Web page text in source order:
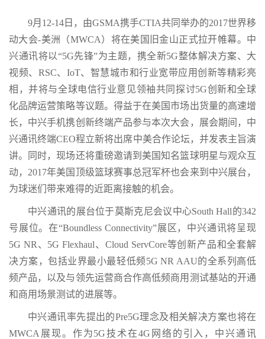
9月12-14日，由GSMA携手CTIA共同举办的2017世界移
动大会-美洲（MWCA）将在美国旧金山正式拉开帷幕。中
兴通讯将以“5G先锋”为主题，携全新5G整体解决方案、大
视频、RSC、IoT、智慧城市和行业宽带应用创新等精彩亮
相，并将与全球电信行业意见领袖共同探讨5G创新和全球
化品牌运营策略等议题。得益于在美国市场出货量的高速增
长，中兴手机携创新终端产品参与本次大会，展会期间，中
兴通讯终端CEO程立新将出席中美合作论坛，并发表主旨演
讲。同时，现场还将重磅邀请到美国知名篮球明星与观众互
动，2017年美国顶级篮球赛事总冠军杯也会来到中兴展台，
为球迷们带来难得的近距离接触的机会。
中兴通讯的展台位于莫斯克尼会议中心South Hall的342
号展位。在“Boundless Connectivity”展区，中兴通讯将呈现
5G NR、5G Flexhaul、Cloud ServCore等创新产品和全套解
决方案，包括业界最小最轻低频5G NR AAU的全系列高低
频产品，以及与领先运营商合作高低频商用测试基站的开通
和商用场景测试的进展等。
中兴通讯率先提出的Pre5G理念及相关解决方案也将在
MWCA展现。作为5G技术在4G网络的引入，中兴通讯